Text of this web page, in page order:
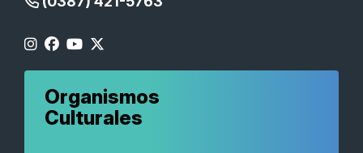
Organismos
Culturales